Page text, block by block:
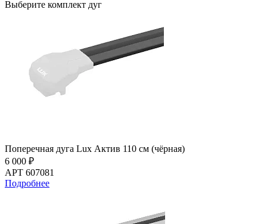
Выберите комплект дуг
Поперечная дуга Lux Актив 110 см (чёрная)
6 000 ₽
АРТ 607081
Подробнее